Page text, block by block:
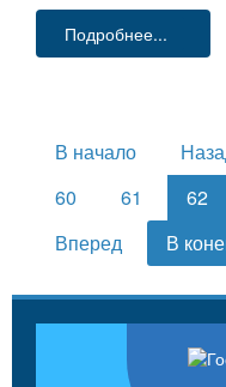
Подробнее...
В начало
60
61 62
Вперед
В